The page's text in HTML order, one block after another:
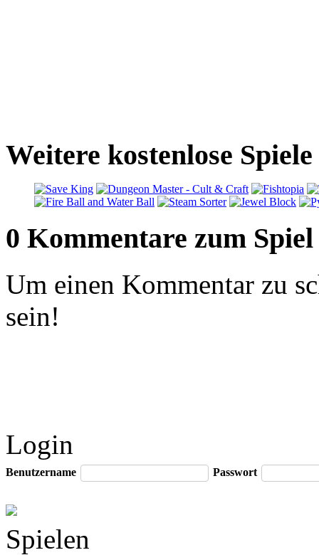
Weitere kostenlose
0 Kommentare zum Spiel
Um einen Kommentar zu
sein!
Login
Benutzername Passwort
Spielen